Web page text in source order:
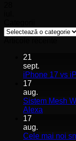
Categorii
21
sept.
iPhone 17 vs
17
aug.
Sistem Mesh
Alexa
Sistem
17
aug.
Cele mai noi